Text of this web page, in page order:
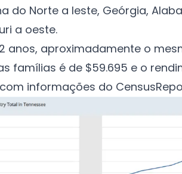
do Norte a leste, Geórgia,
a oeste.
anos, aproximadamente o
famílias é de $59.695 e o
informações do Census